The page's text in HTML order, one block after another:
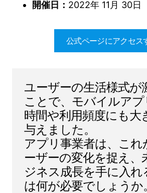
開催日： 2022年 11月 30日
公式ページにアクセス
ユーザーの生活様式が
ことで、モバイルアプ
時間や利用頻度にも大
与えました。
アプリ事業者は、これ
ーザーの変化を捉え、
ジネス成長を手に入れ
は何が必要でしょうか